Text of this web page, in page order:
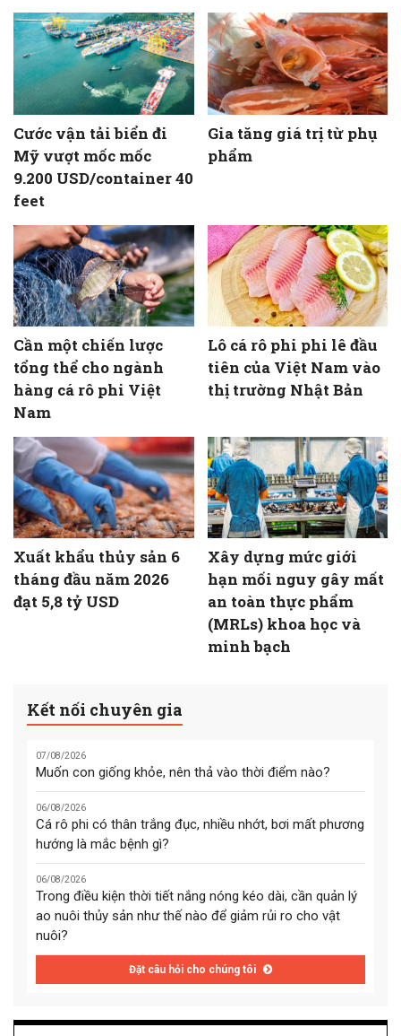
Cước vận tải biển đi
Mỹ vượt mốc mốc
9.200 USD/container 40
feet
Gia tăng giá trị từ phụ
phẩm
Cần một chiến lược
tổng thể cho ngành
hàng cá rô phi Việt
Nam
Lô cá rô phi phi lê đầu
tiên của Việt Nam vào
thị trường Nhật Bản
Xuất khẩu thủy sản 6
tháng đầu năm 2026
đạt 5,8 tỷ USD
Xây dựng mức giới
hạn mối nguy gây mất
an toàn thực phẩm
(MRLs) khoa học và
minh bạch
Kết nối chuyên gia
07/08/2026
Muốn con giống khỏe, nên thả vào thời điểm nào?
06/08/2026
Cá rô phi có thân trắng đục, nhiều nhớt, bơi mất phương
hướng là mắc bệnh gì?
06/08/2026
Trong điều kiện thời tiết nắng nóng kéo dài, cần quản lý
ao nuôi thủy sản như thế nào để giảm rủi ro cho vật
nuôi?
Đặt câu hỏi cho chúng tôi